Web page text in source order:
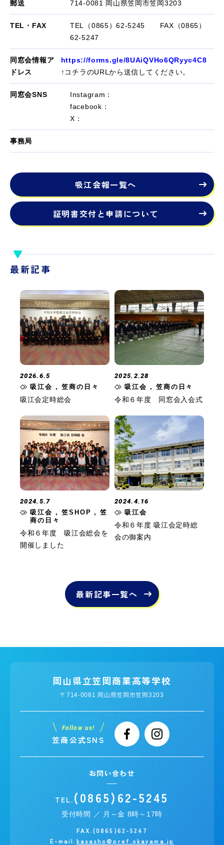
郵送 714-0081 岡山県笠岡市笠岡3203
TEL・FAX
TEL（0865）62-5245 FAX（0865）
62-5247
同窓会情報ア
ドレス
https://forms.gle/8UAiQVHo6QRyyc4C8
↑コチラのURLから送信してください。
同窓会SNS
Instagram：
facebook：
X：
事務局
吸江会報一覧へ
証明書交付と申請について
最新記事
2026.6.5
吸江会 , 笠商の日々
吸江会定時総会
2025.2.28
吸江会 , 笠商の日々
令和６年度 同窓会入会式
2024.5.7
吸江会 , 笠SHOP , 笠
商の日々
令和６年度 吸江会総会を
開催しました
2024.4.16
吸江会
令和６年度 吸江会定時総
会の御案内
最新記事一覧へ
岡山県立笠岡商業高等学校
〒714-0081 岡山県笠岡市笠岡3203
Follow us!
笠商公式SNS
お問い合わせ
TEL. (0865)62-5245
受付時間 ／ 月～金 8時～17時
FAX.(0865)62-5247
E-mail.kasasho@pref.okayama.jp